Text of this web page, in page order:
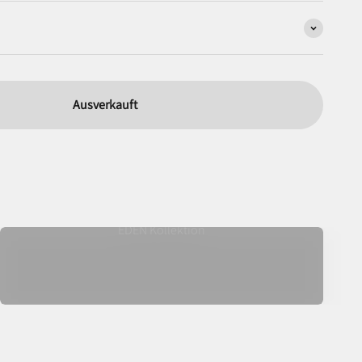
Ausverkauft
EDEN Kollektion